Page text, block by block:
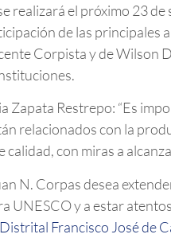
realizará el próximo 23
de las principales
Corpista y de Wilson
Zapata Restrepo: “Es
relacionados con la
calidad, con miras a
N. Corpas desea
UNESCO y a estar
Francisco José de